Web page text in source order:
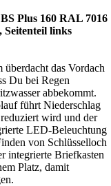
Plus 160 RAL 7016
Seitenteil links
das Vordach
Du bei Regen
abbekommt.
führt Niederschlag
wird und der
LED-Beleuchtung
von Schlüsselloch
integrierte Briefkasten
Platz, damit